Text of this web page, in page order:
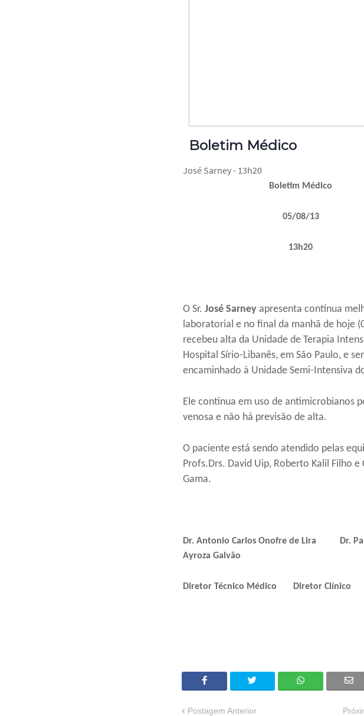
Boletim Médico
José Sarney - 13h20
Boletim Médico
05/08/13
13h20
O Sr. José Sarney apresenta contínua
laboratorial e no final da manhã de hoje
recebeu alta da Unidade de Terapia
Hospital Sírio-Libanês, em São Paulo, e
encaminhado à Unidade Semi-Intensiva
Ele continua em uso de antimicrobianos
venosa e não há previsão de alta.
O paciente está sendo atendido pelas
Profs.Drs. David Uip, Roberto Kalil Filho e
Gama.
Dr. Antonio Carlos Onofre de Lira Dr.
Ayroza Galvão
Diretor Técnico Médico Diretor Clínico
Postagem Anterior